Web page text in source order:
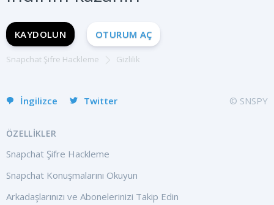
KAYDOLUN OTURUM AÇ
Snapchat Şifre Hackleme Gizlilik
İngilizce
Portuguese (Brazil)
Хинди हिन्दी
Italiano
Twitter © SNSPY
ÖZELLIKLER
Snapchat Şifre Hackleme
Snapchat Konuşmalarını Okuyun
Arkadaşlarınızı ve Abonelerinizi Takip Edin